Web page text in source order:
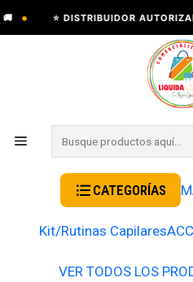
• ⭐ DISTRIBUIDOR AUTORIZADO
CATEGORÍAS
Kit/Rutinas Capilares
VER TODOS LOS